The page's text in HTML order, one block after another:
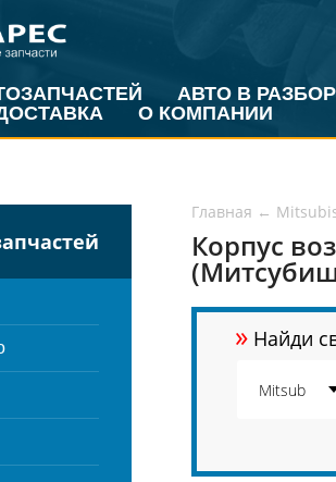
АВТО В РАЗБОР
О КОМПАНИИ
Главная ←
Корпус
» Найди